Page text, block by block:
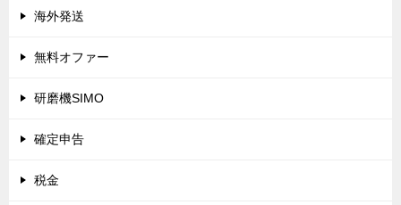
海外発送
無料オファー
研磨機SIMO
確定申告
税金